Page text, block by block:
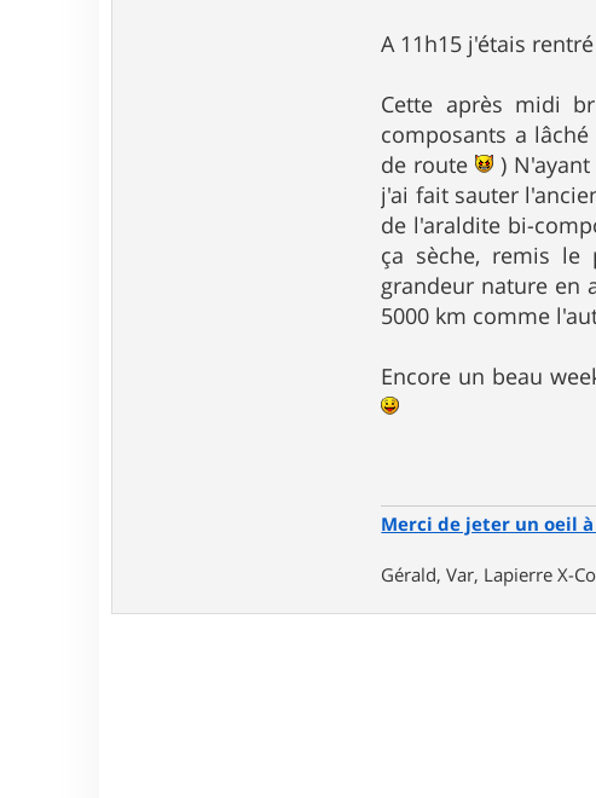
A 11h15 j'étais
Cette après midi
composants a
de route
)
j'ai fait sauter
de l'araldite bi-
ça sèche, remis le
grandeur nature en
5000 km comme
Encore un beau
Merci de jeter un oeil
Gérald, Var, Lapierre X-